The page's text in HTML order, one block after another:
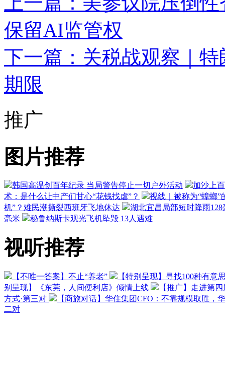
保留AI监管权
下一篇：关税战观察｜
期限
推广
图片推荐
韩国高温创百年纪录 当局警告停止一切户外活动
加沙上
术：是什么让中产们甘心“花钱找虐”？
视线｜被称为“蟑螂
机”？难民潮撕裂西班牙飞地休达
湖北宜昌局部短时降雨
毫米
秘鲁纳斯卡观光飞机坠毁 13人遇难
视听推荐
【不唯一答案】不止“养老”
【特别呈现】寻找100种有意
别呈现】《东莞，人间便利店》倾情上线
【推广】走进第
方式·第三对
【商旅对话】华住集团CFO：不靠规模取胜，
二对